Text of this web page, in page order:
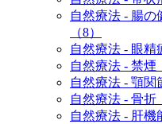
自然療法 - 腸
（8）
自然療法 - 眼精
自然療法 - 禁煙
自然療法 - 顎関
自然療法 - 骨折
自然療法 - 肝機